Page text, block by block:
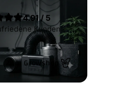
4.91 / 5
Kunden
Zum Growshop